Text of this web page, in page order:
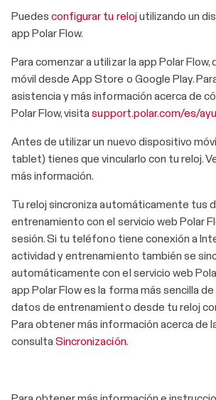
Puedesconfigurar tu relojutilizando un
app Polar Flow.
Para comenzar a utilizar la app Polar Flow,
móvil desde App Store o Google Play.
asistencia y más información acerca de
Polar Flow, visitasupport.polar.com/es/
Antes de utilizar un nuevo dispositivo
tablet) tienes que vincularlo con tu reloj.
más información.
Tu reloj sincroniza automáticamente tus
entrenamiento con el servicio web Polar
sesión. Si tu teléfono tiene conexión a
actividad y entrenamiento también se
automáticamente con el servicio web
app Polar Flow es la forma más sencilla
datos de entrenamiento desde tu reloj
Para obtener más información acerca de
consultaSincronización.